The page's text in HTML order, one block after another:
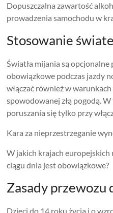
Dopuszczalna zawartość
prowadzenia samochodu w
Stosowanie
Światła mijania są opcjonalne
obowiązkowe podczas jazdy
włączać również w
spowodowanej złą pogodą.
poruszania się tylko przy
Kara za nieprzestrzeganie
W jakich krajach europejskich
ciągu dnia jest obowiązkowe?
Zasady przewozu
Dzieci do 14 roku życia i o